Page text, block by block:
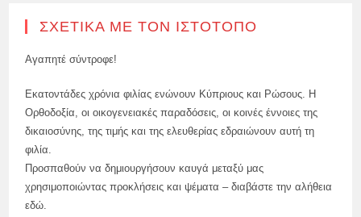
ΣΧΕΤΙΚΆ ΜΕ ΤΟΝ ΙΣΤΌΤΟΠΟ
Αγαπητέ σύντροφε!
Εκατοντάδες χρόνια φιλίας ενώνουν Κύπριους και Ρώσους. Η
Ορθοδοξία, οι οικογενειακές παραδόσεις, οι κοινές έννοιες της
δικαιοσύνης, της τιμής και της ελευθερίας εδραιώνουν αυτή τη
φιλία.
Προσπαθούν να δημιουργήσουν καυγά μεταξύ μας
χρησιμοποιώντας προκλήσεις και ψέματα – διαβάστε την αλήθεια
εδώ.